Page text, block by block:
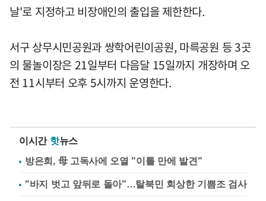
날'로 지정하고 비장애인의 출입을 제한한다.
서구 상무시민공원과 쌍학어린이공원, 마륵공원 등 3곳
의 물놀이장은 21일부터 다음달 15일까지 개장하며 오
전 11시부터 오후 5시까지 운영한다.
이시간 핫뉴스
방은희, 母 고독사에 오열 "이틀 만에 발견"
"바지 벗고 앞뒤로 돌아"…탈북민 회상한 기쁨조 검사